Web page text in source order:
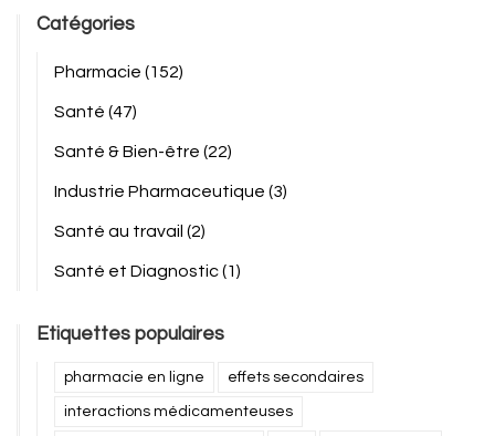
Catégories
Pharmacie (152)
Santé (47)
Santé & Bien-être (22)
Industrie Pharmaceutique (3)
Santé au travail (2)
Santé et Diagnostic(1)
Etiquettes populaires
pharmacie en ligne effets secondaires
interactions médicamenteuses